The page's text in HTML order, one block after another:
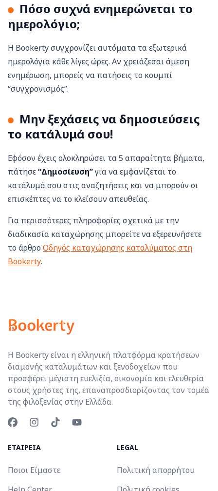
Πόσο συχνά ενημερώνεται το
ημερολόγιο;
Η Bookerty συγχρονίζει αυτόματα τα εξωτερικά
ημερολόγια κάθε λίγες ώρες. Αν χρειάζεσαι άμεση
ενημέρωση, μπορείς να πατήσεις το κουμπί
“συγχρονισμός”.
Μην ξεχάσεις να δημοσιεύσεις
το κατάλυμά σου!
Εφόσον έχεις ολοκληρώσει τα 5 απαραίτητα βήματα,
πάτησε“Δημοσίευση”για να εμφανίζεται το
κατάλυμά σου στις αναζητήσεις και να μπορούν οι
επισκέπτες να το κλείσουν απευθείας.
Για περισσότερες πληροφορίες σχετικά με την
διαδικασία καταχώρησης μπορείτε να εξερευνήσετε
το άρθρο Οδηγός καταχώρησης καταλύματος στη
Bookerty.
Η Bookerty είναι η ελληνική πλατφόρμα κρατήσεων
διαμονής καταλυμάτων και ξενοδοχείων που
προσφέρει μέγιστη ευελιξία, οικονομία και ελευθερία
στους χρήστες της, επαναπροσδιορίζοντας τον τομέα
της φιλοξενίας στην Ελλάδα.
ΕΤΑΙΡΕΙΑ
Ποιοι Είμαστε
LEGAL
Πολιτική απορρήτου